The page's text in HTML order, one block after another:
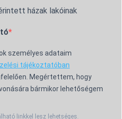
házak lakóinak
személyes adataim
tájékoztatóban
Megértettem, hogy
bármikor lehetőségem
linkkel lesz lehetséges.